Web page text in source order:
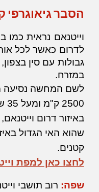
הסבר גיאוגרפי
וייטנאם נראית
לדרום כאשר לכל
גבולות עם סין
במזרח.
לשם המחשה נסיעה
2500 ק"מ ומעל 35 שעות נהיגה רצופה.
באיזור דרום
שהוא האי הגדול
קטנים.
לחצו כאן למפת
שפה: רוב תושבי